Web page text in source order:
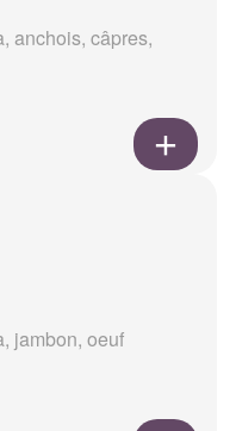
anchois, câpres,
jambon, oeuf